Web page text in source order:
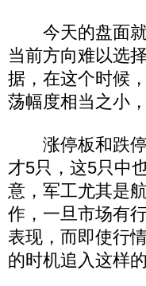
今天的盘面就
当前方向难以选
据，在这个时候
荡幅度相当之小
涨停板和跌停
才5只，这5只中
意，军工尤其是
作，一旦市场有
表现，而即使行
的时机追入这样